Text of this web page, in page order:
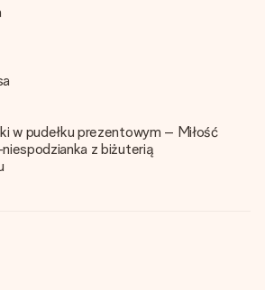
w pudełku prezentowym – Miłość
z biżuterią